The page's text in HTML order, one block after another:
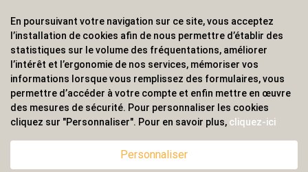
Écriture
Bagagerie sacs
Sport &
Outdoor
Enfant
Boisson
Textile &
Casquette
Accessoires de
bureau
ALVS, fournisseur d'objets publicitaires, pour les
professionnels. Une implantation nationale, une
couverture internationale.
En poursuivant votre navigation sur ce site, vous acceptez
l’installation de cookies afin de nous permettre d’établir des
statistiques sur le volume des fréquentations, améliorer
l’intérêt et l’ergonomie de nos services, mémoriser vos
informations lorsque vous remplissez des formulaires, vous
permettre d’accéder à votre compte et enfin mettre en œuvre
des mesures de sécurité. Pour personnaliser les cookies
cliquez sur "Personnaliser". Pour en savoir plus, cliquez-ici
Personnaliser